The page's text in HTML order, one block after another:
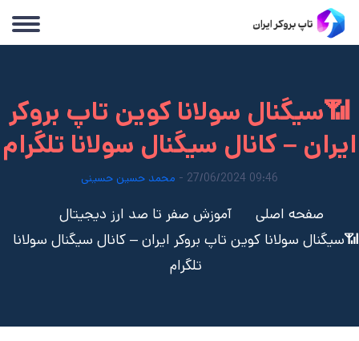
📶سیگنال سولانا كوين تاپ بروکر
ایران – کانال سیگنال سولانا تلگرام
09:46 27/06/2024 - محمد حسین حسینی
صفحه اصلی
آموزش صفر تا صد ارز دیجیتال
📶سیگنال سولانا كوين تاپ بروکر ایران – کانال سیگنال سولانا
تلگرام